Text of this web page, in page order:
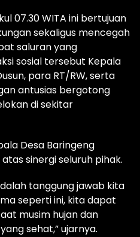
07.30 WITA ini bertujuan
sekaligus mencegah
saluran yang
sosial tersebut Kepala
para RT/RW, serta
antusias bergotong
di sekitar
Desa Baringeng
sinergi seluruh pihak.
tanggung jawab kita
seperti ini, kita dapat
musim hujan dan
sehat,” ujarnya.